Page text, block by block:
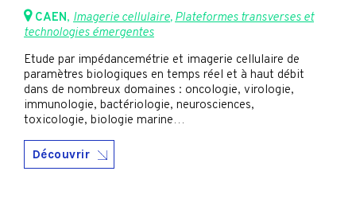
CAEN, Imagerie cellulaire, Plateformes transverses et
technologies émergentes
Etude par impédancemétrie et imagerie cellulaire de
paramètres biologiques en temps réel et à haut débit
dans de nombreux domaines : oncologie, virologie,
immunologie, bactériologie, neurosciences,
toxicologie, biologie marine…
Découvrir